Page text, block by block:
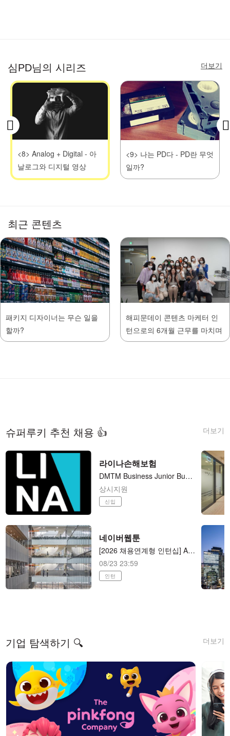
더보기
심PD님의 시리즈
<8> Analog + Digital - 아
날로그와 디지털 영상
<9> 나는 PD다 - PD란 무엇
일까?
최근 콘텐츠
패키지 디자이너는 무슨 일을
할까?
해피문데이 콘텐츠 마케터 인
턴으로의 6개월 근무를 마치며
더보기
슈퍼루키 추천 채용 👍
라이나손해보험
DMTM Business Junior Business Analyst (계약직)
상시지원
신입
네이버웹툰
[2026 채용연계형 인턴십] AI 애니메이션 제작 (AI animator) AI 애니메이션 제작
08/23 23:59
인턴
더보기
기업 탐색하기 🔍